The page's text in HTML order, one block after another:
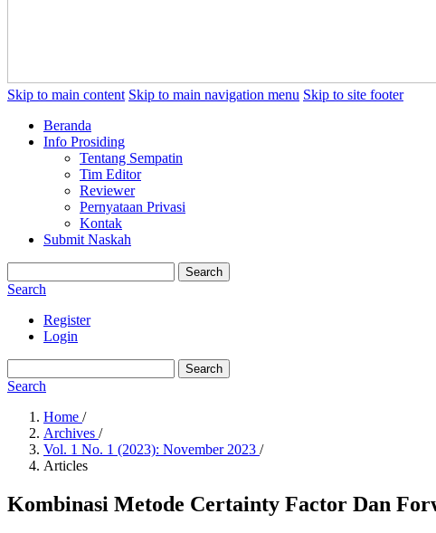
Skip to main content Skip to main navigation menu Skip to site footer
Beranda
Info Prosiding
Tentang Sempatin
Tim Editor
Reviewer
Pernyataan Privasi
Kontak
Submit Naskah
Search
Search
Register
Login
Search
Search
Home /
Archives /
Vol. 1 No. 1 (2023): November 2023 /
Articles
Kombinasi Metode Certainty Factor Dan